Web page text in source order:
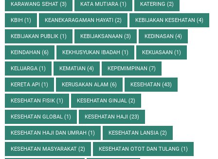
KARAWANG SEHAT (3) KATA MUTIARA (1) KATERING (2)
KBIH (1) KEANEKARAGAMAN HAYATI (2) KEBIJAKAN KESEHATAN (4)
KEBIJAKAN PUBLIK (1) KEBIJAKSANAAN (3) KEDINASAN (4)
KEINDAHAN (6) KEKHUSYUKAN IBADAH (1) KEKUASAAN (1)
KELUARGA (1) KEMATIAN (4) KEPEMIMPINAN (7)
KERETA API (1) KERUSAKAN ALAM (6) KESEHATAN (43)
KESEHATAN FISIK (1) KESEHATAN GINJAL (2)
KESEHATAN GLOBAL (1) KESEHATAN HAJI (23)
KESEHATAN HAJI DAN UMRAH (1) KESEHATAN LANSIA (2)
KESEHATAN MASYARAKAT (2) KESEHATAN OTOT DAN TULANG (1)